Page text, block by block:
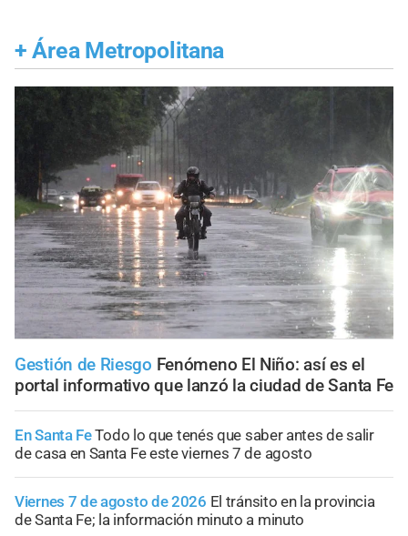
+ Área Metropolitana
Gestión de Riesgo Fenómeno El Niño: así es el
portal informativo que lanzó la ciudad de Santa Fe
En Santa FeTodo lo que tenés que saber antes de salir
de casa en Santa Fe este viernes 7 de agosto
Viernes 7 de agosto de 2026 El tránsito en la provincia
de Santa Fe; la información minuto a minuto